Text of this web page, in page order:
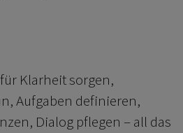
Klarheit sorgen,
Aufgaben definieren,
Dialog pflegen – all das